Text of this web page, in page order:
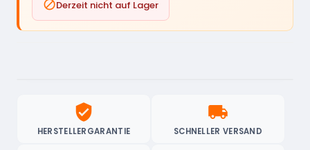
Derzeit nicht auf Lager
verified_user
HERSTELLERGARANTIE
local_shipping
SCHNELLER VERSAND